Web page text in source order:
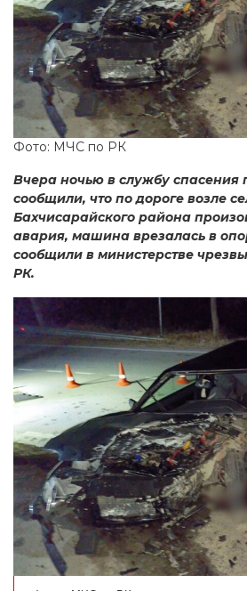
Фото: МЧС по РК
Вчера ночью в службу спасения
сообщили, что по дороге возле
Бахчисарайского района
авария, машина врезалась в
сообщили в министерстве
РК.